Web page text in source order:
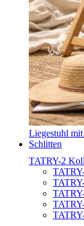
Liegestuhl
Schlitten
TATRY-2